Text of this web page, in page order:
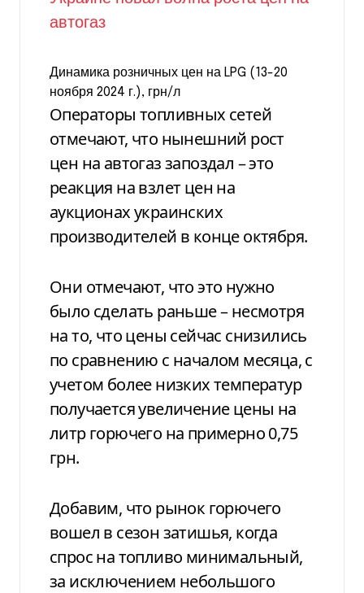
Динамика розничных цен на LPG (13-20
ноября 2024 г.), грн/л
Операторы топливных сетей
отмечают, что нынешний рост
цен на автогаз запоздал – это
реакция на взлет цен на
аукционах украинских
производителей в конце октября.
Они отмечают, что это нужно
было сделать раньше – несмотря
на то, что цены сейчас снизились
по сравнению с началом месяца, с
учетом более низких температур
получается увеличение цены на
литр горючего на примерно 0,75
грн.
Добавим, что рынок горючего
вошел в сезон затишья, когда
спрос на топливо минимальный,
за исключением небольшого